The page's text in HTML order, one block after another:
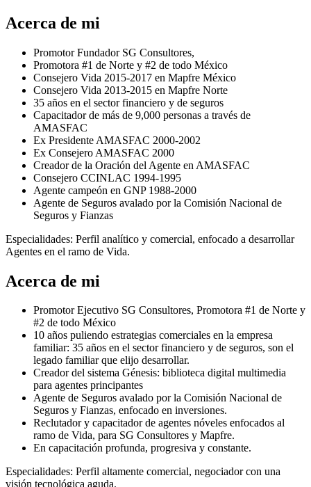
Acerca de mi
Promotor Fundador SG Consultores,
Promotora #1 de Norte y #2 de todo México
⁠Consejero Vida 2015-2017 en Mapfre México
Consejero Vida 2013-2015 en Mapfre Norte
35 años en el sector financiero y de seguros
Capacitador de más de 9,000 personas a través de
AMASFAC
Ex Presidente AMASFAC 2000-2002
⁠Ex Consejero AMASFAC 2000
Creador de la Oración del Agente en AMASFAC
Consejero CCINLAC 1994-1995
Agente campeón en GNP 1988-2000
Agente de Seguros avalado por la Comisión Nacional de
Seguros y Fianzas
Especialidades: Perfil analítico y comercial, enfocado a desarrollar
Agentes en el ramo de Vida.
Acerca de mi
Promotor Ejecutivo SG Consultores, Promotora #1 de Norte y
#2 de todo México
10 años puliendo estrategias comerciales en la empresa
familiar: 35 años en el sector financiero y de seguros, son el
legado familiar que elijo desarrollar.
Creador del sistema Génesis: biblioteca digital multimedia
para agentes principantes
Agente de Seguros avalado por la Comisión Nacional de
Seguros y Fianzas, enfocado en inversiones.
⁠Reclutador y capacitador de agentes nóveles enfocados al
ramo de Vida, para SG Consultores y Mapfre.
En capacitación profunda, progresiva y constante.
Especialidades: Perfil altamente comercial, negociador con una
visión tecnológica aguda.